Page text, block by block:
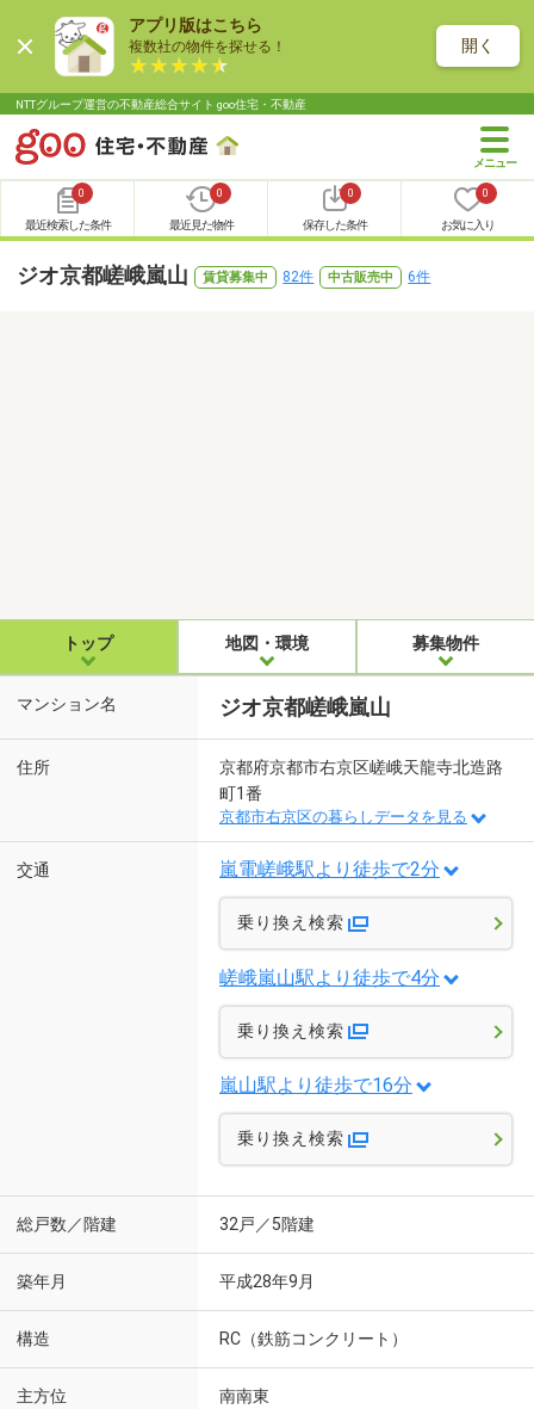
アプリ版はこちら
複数社の物件を探せる！ 開く
NTTグループ運営の不動産総合サイト goo住宅・不動産
0
最近検索した条件
0
最近見た物件
0
保存した条件
0
お気に入り
ジオ京都嵯峨嵐山 賃貸募集中 82件 中古販売中 6件
トップ 地図・環境 募集物件
マンション名 ジオ京都嵯峨嵐山
住所
京都府京都市右京区嵯峨天龍寺北造路
町1番
京都市右京区の暮らしデータを見る
交通 嵐電嵯峨駅より徒歩で2分
乗り換え検索
嵯峨嵐山駅より徒歩で4分
乗り換え検索
嵐山駅より徒歩で16分
乗り換え検索
総戸数／階建 32戸／5階建
築年月 平成28年9月
構造 RC（鉄筋コンクリート）
主方位 南南東